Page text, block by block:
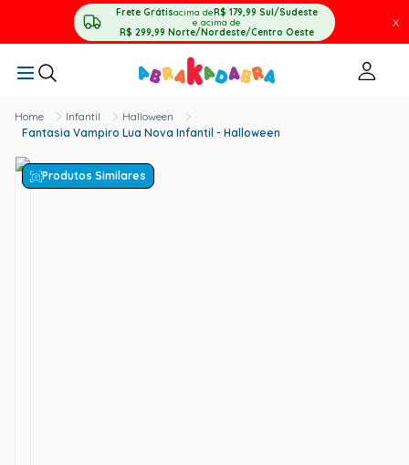
Frete Grátisacima deR$ 179,99 Sul/Sudeste
e acima de
R$ 299,99 Norte/Nordeste/Centro Oeste
X
Infantil
Halloween
Fantasia Vampiro Lua Nova Infantil - Halloween
Produtos Similares